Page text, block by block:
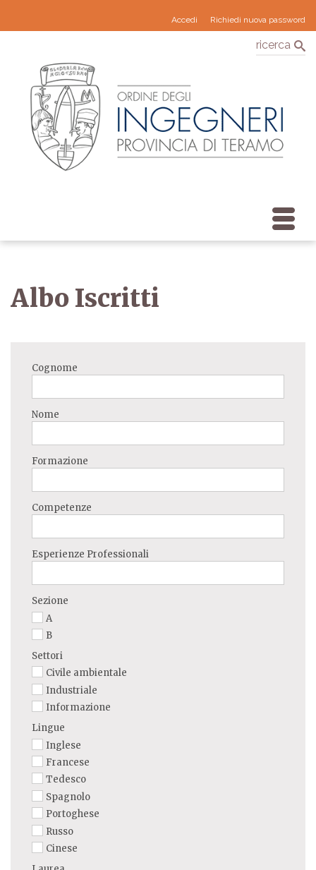
Accedi Richiedi nuova password
ricerca
Albo Iscritti
Cognome
Nome
Formazione
Competenze
Esperienze Professionali
Sezione
A
B
Settori
Civile ambientale
Industriale
Informazione
Lingue
Inglese
Francese
Tedesco
Spagnolo
Portoghese
Russo
Cinese